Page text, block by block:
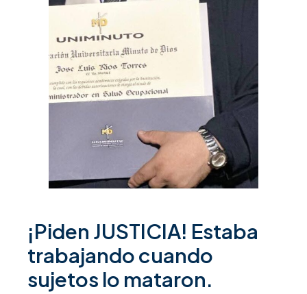
¡Piden JUSTICIA! Estaba
trabajando cuando
sujetos lo mataron.